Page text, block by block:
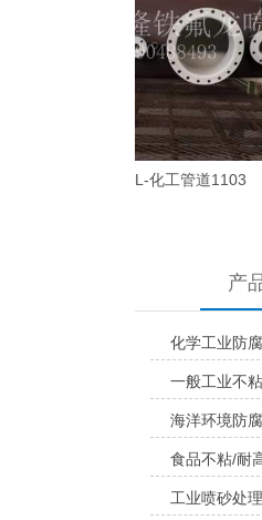
SCHL-化工管道
产
化学工业防
一般工业不
海洋环境防
食品不粘/耐
工业喷砂处理